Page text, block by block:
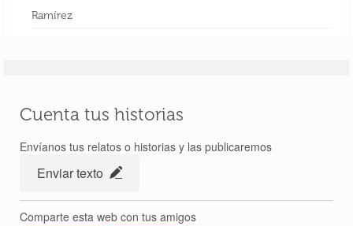
Ramírez
Cuenta tus historias
Envíanos tus relatos o historias y las publicaremos
Enviar texto
Comparte esta web con tus amigos